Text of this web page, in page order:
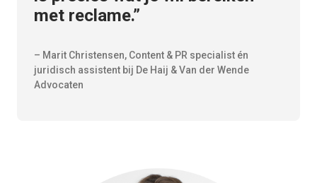
met reclame.”
– Marit Christensen, Content & PR specialist én
juridisch assistent bij De Haij & Van der Wende
Advocaten